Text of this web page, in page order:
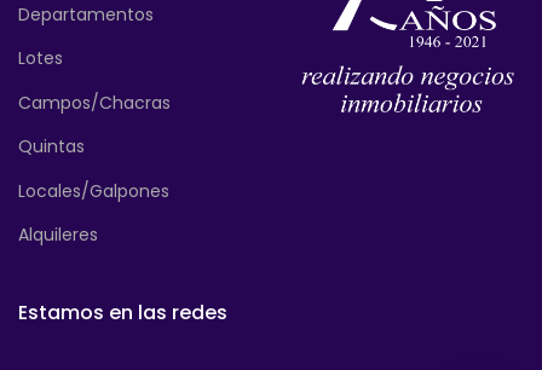
Departamentos
Lotes
Campos/Chacras
Quintas
Locales/Galpones
Alquileres
Estamos en las redes